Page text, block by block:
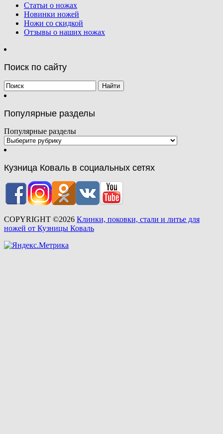
Статьи о ножах
Новинки ножей
Ножи со скидкой
Отзывы о наших ножах
Поиск по сайту
Популярные разделы
Популярные разделы
Кузница Коваль в социальных сетях
COPYRIGHT ©2026 Клинки, поковки, стали и литье для
ножей от Кузницы Коваль